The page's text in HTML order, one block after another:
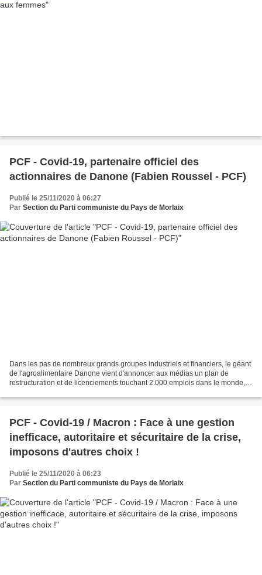
PCF - Covid-19, partenaire officiel des
actionnaires de Danone (Fabien Roussel - PCF)
Publié le 25/11/2020 à 06:27
Par Section du Parti communiste du Pays de Morlaix
Dans les pas de nombreux grands groupes industriels et financiers, le géant
de l'agroalimentaire Danone vient d'annoncer aux médias un plan de
restructuration et de licenciements touchant 2.000 emplois dans le monde,
PCF - Covid-19 / Macron : Face à une gestion
inefficace, autoritaire et sécuritaire de la crise,
imposons d'autres choix !
Publié le 25/11/2020 à 06:23
Par Section du Parti communiste du Pays de Morlaix